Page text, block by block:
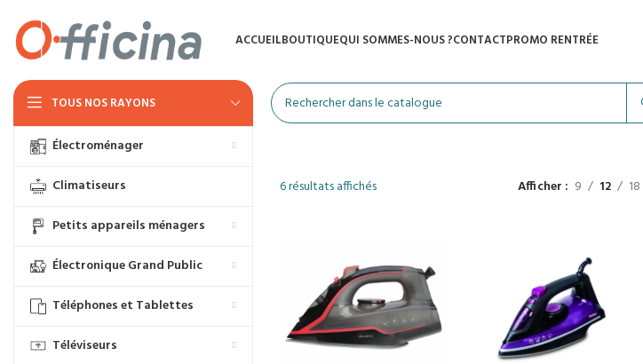
ACCUEILBOUTIQUEQUI SOMMES-NOUS ?CONTACTPROMO RENTRÉE
TOUS NOS RAYONS
Électroménager
Climatiseurs
Petits appareils ménagers
Électronique Grand Public
Téléphones et Tablettes
Téléviseurs
6 résultats affichés Afficher 9 12 18